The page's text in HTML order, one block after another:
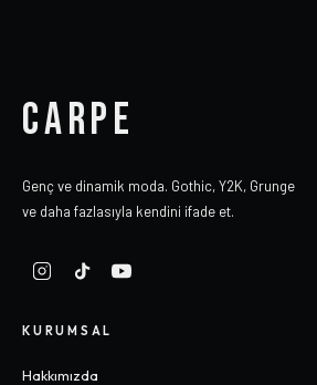
CARPE
Genç ve dinamik moda. Gothic, Y2K, Grunge
ve daha fazlasıyla kendini ifade et.
KURUMSAL
Hakkımızda